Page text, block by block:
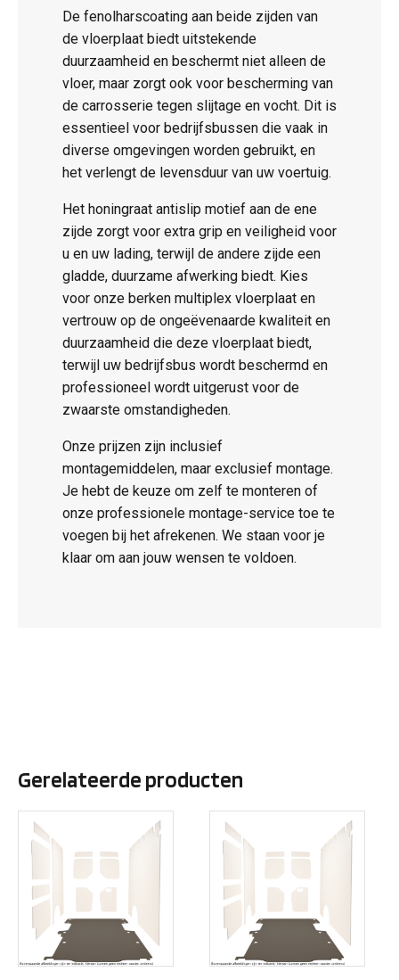
De fenolharscoating aan beide zijden van
de vloerplaat biedt uitstekende
duurzaamheid en beschermt niet alleen de
vloer, maar zorgt ook voor bescherming van
de carrosserie tegen slijtage en vocht. Dit is
essentieel voor bedrijfsbussen die vaak in
diverse omgevingen worden gebruikt, en
het verlengt de levensduur van uw voertuig.
Het honingraat antislip motief aan de ene
zijde zorgt voor extra grip en veiligheid voor
u en uw lading, terwijl de andere zijde een
gladde, duurzame afwerking biedt. Kies
voor onze berken multiplex vloerplaat en
vertrouw op de ongeëvenaarde kwaliteit en
duurzaamheid die deze vloerplaat biedt,
terwijl uw bedrijfsbus wordt beschermd en
professioneel wordt uitgerust voor de
zwaarste omstandigheden.
Onze prijzen zijn inclusief
montagemiddelen, maar exclusief montage.
Je hebt de keuze om zelf te monteren of
onze professionele montage-service toe te
voegen bij het afrekenen. We staan voor je
klaar om aan jouw wensen te voldoen.
Gerelateerde producten
product
meerdere
variaties.
Deze
kan
product
meerdere
variaties.
Deze
kan